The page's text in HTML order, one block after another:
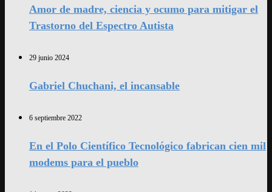
Amor de madre, ciencia y ocumo para mitigar el
Trastorno del Espectro Autista
29 junio 2024
Gabriel Chuchani, el incansable
6 septiembre 2022
En el Polo Científico Tecnológico fabrican cien mil
modems para el pueblo